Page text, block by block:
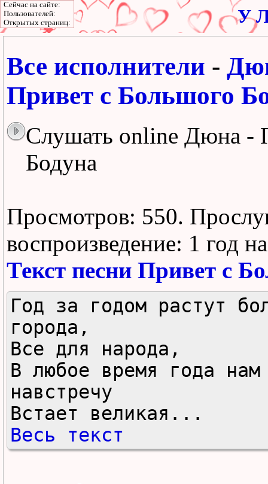
У
Все исполнители -
Привет с Большого
Слушать online Дюна -
Бодуна
Просмотров: 550.
воспроизведение: 1 год
Текст песни Привет с
Год за годом растут
города,
Все для народа,
В любое время года нам
навстречу
Встает великая...
Весь текст
Сейчас на сайте:
Пользователей:
Открытых страниц: